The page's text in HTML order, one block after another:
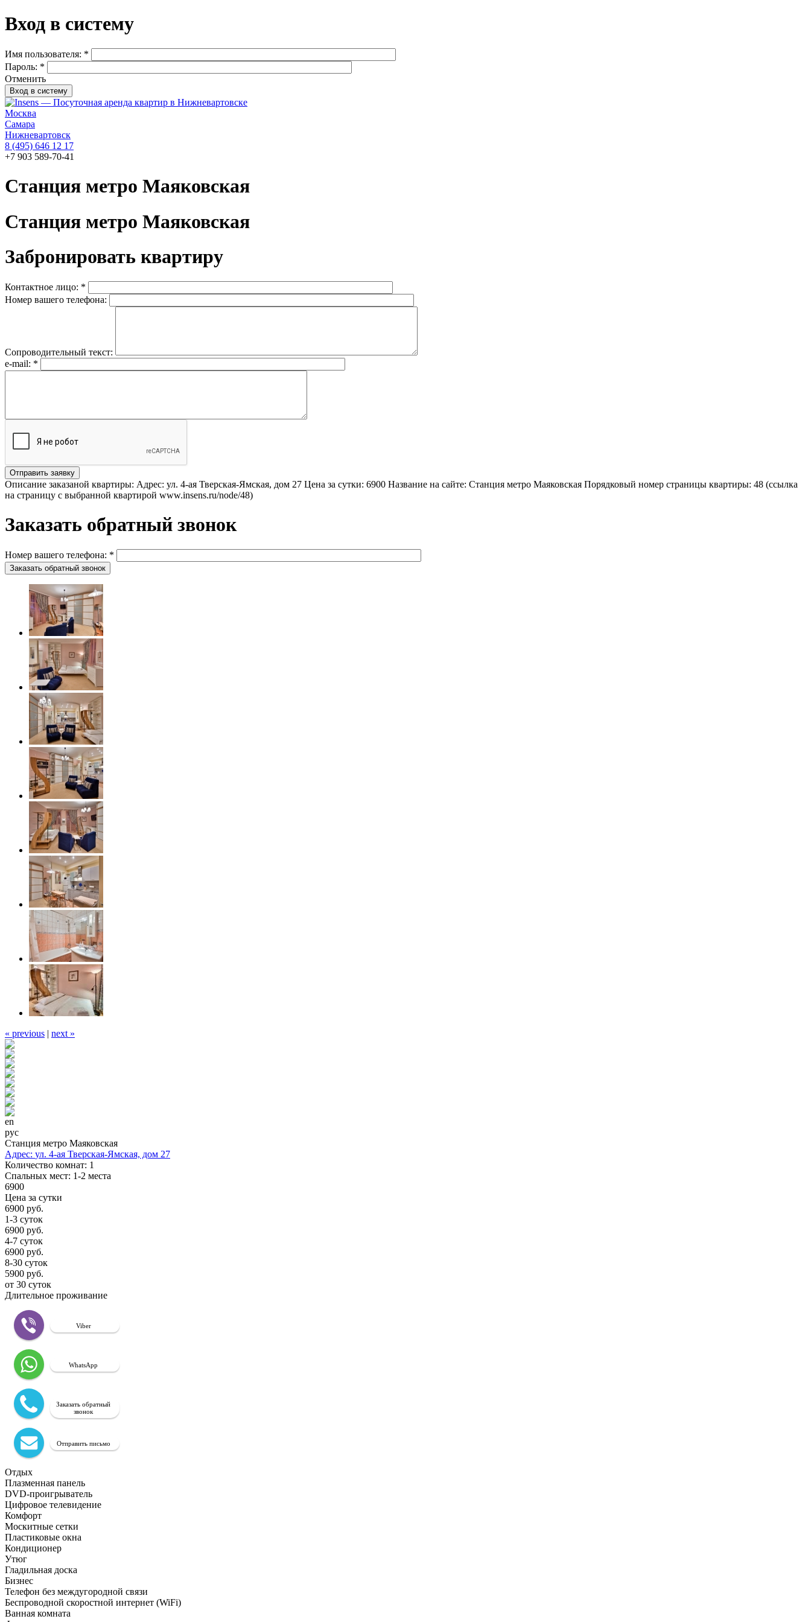
Вход в систему
Имя пользователя: *
Пароль: *
Отменить
Москва
Самара
Нижневартовск
8 (495) 646 12 17
+7 903 589-70-41
Станция метро Маяковская
Станция метро Маяковская
Забронировать квартиру
Контактное лицо: *
Номер вашего телефона:
Сопроводительный текст:
e-mail: *
Описание заказаной квартиры: Адрес: ул. 4-ая Тверская-Ямская, дом 27 Цена за сутки: 6900 Название на сайте: Станция метро Маяковская Порядковый номер страницы квартиры: 48 (ссылка
на страницу с выбранной квартирой www.insens.ru/node/48)
Заказать обратный звонок
Номер вашего телефона: *
« previous | next »
en
рус
Станция метро Маяковская
Адрес: ул. 4-ая Тверская-Ямская, дом 27
Количество комнат: 1
Cпальных мест: 1-2 места
6900
Цена за сутки
6900 руб.
1-3 суток
6900 руб.
4-7 суток
6900 руб.
8-30 суток
5900 руб.
от 30 суток
Длительное проживание
Viber
WhatsApp
Заказать обратный
звонок
Отправить письмо
Отдых
Плазменная панель
DVD-проигрыватель
Цифровое телевидение
Комфорт
Москитные сетки
Пластиковые окна
Кондиционер
Утюг
Гладильная доска
Бизнес
Телефон без междугородной связи
Беспроводной скоростной интернет (WiFi)
Ванная комната